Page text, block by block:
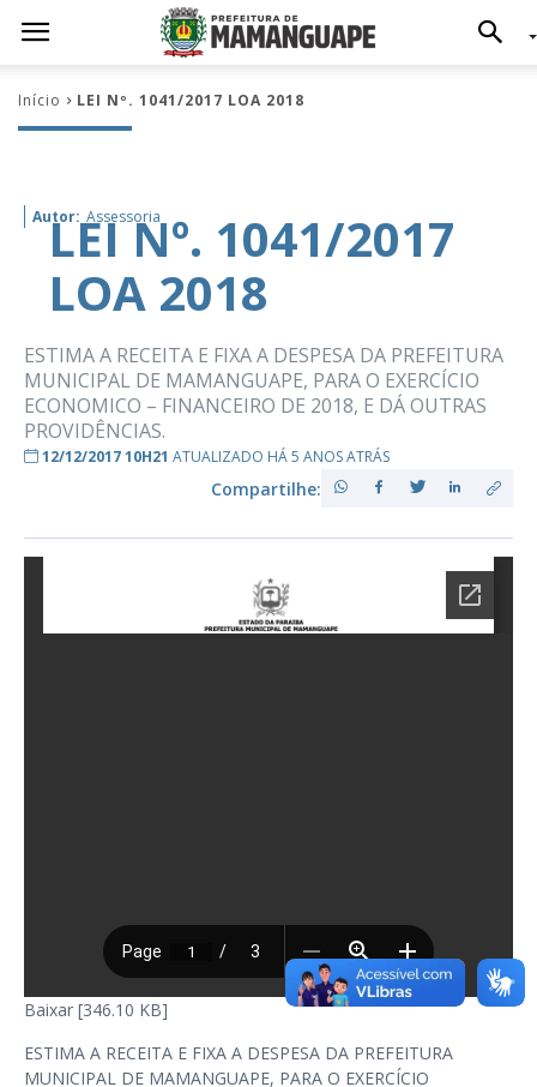
Início LEI Nº. 1041/2017 LOA 2018
Autor: Assessoria
LEI Nº. 1041/2017
LOA 2018
ESTIMA A RECEITA E FIXA A DESPESA DA PREFEITURA
MUNICIPAL DE MAMANGUAPE, PARA O EXERCÍCIO
ECONOMICO – FINANCEIRO DE 2018, E DÁ OUTRAS
PROVIDÊNCIAS.
12/12/2017 10H21 ATUALIZADO HÁ 5 ANOS ATRÁS
Compartilhe:
Baixar [346.10 KB]
ESTIMA A RECEITA E FIXA A DESPESA DA PREFEITURA
MUNICIPAL DE MAMANGUAPE, PARA O EXERCÍCIO